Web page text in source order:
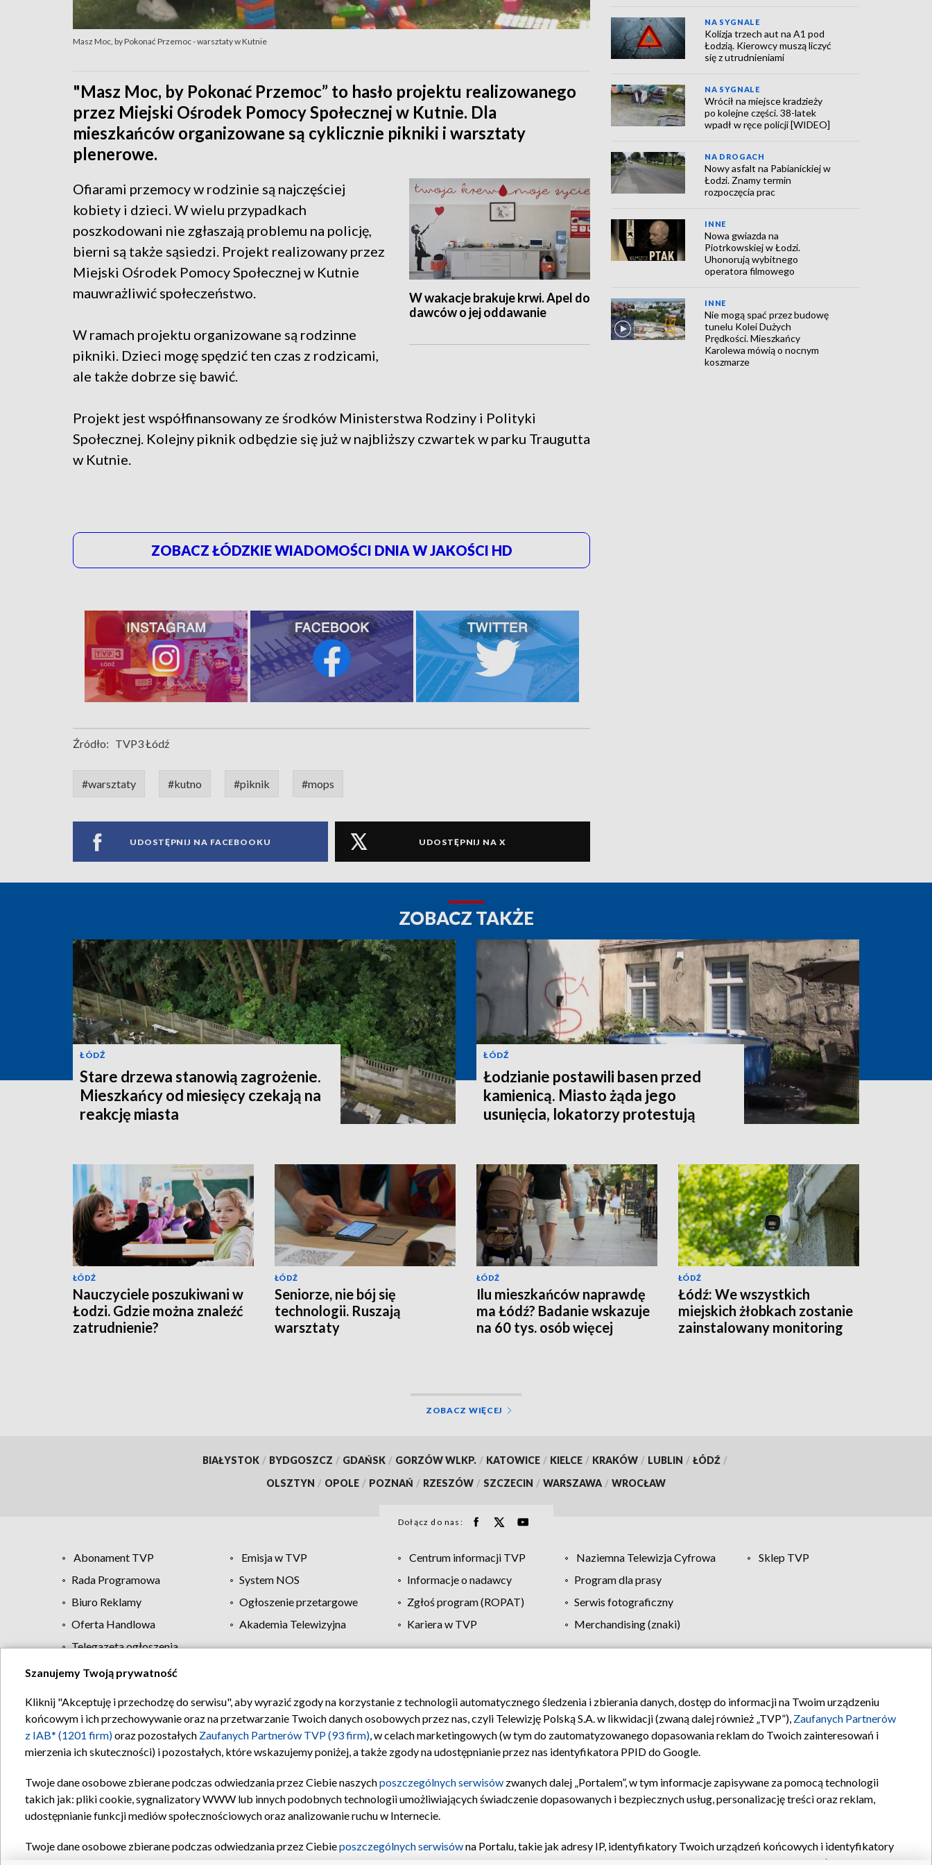
Masz Moc, by Pokonać Przemoc - warsztaty w Kutnie
"Masz Moc, by Pokonać Przemoc” to hasło projektu realizowanego
przez Miejski Ośrodek Pomocy Społecznej w Kutnie. Dla
mieszkańców organizowane są cyklicznie pikniki i warsztaty
plenerowe.
W wakacje brakuje krwi. Apel do
dawców o jej oddawanie
Ofiarami przemocy w rodzinie są najczęściej
kobiety i dzieci. W wielu przypadkach
poszkodowani nie zgłaszają problemu na policję,
bierni są także sąsiedzi. Projekt realizowany przez
Miejski Ośrodek Pomocy Społecznej w Kutnie
mauwrażliwić społeczeństwo.
W ramach projektu organizowane są rodzinne
pikniki. Dzieci mogę spędzić ten czas z rodzicami,
ale także dobrze się bawić.
Projekt jest współfinansowany ze środków Ministerstwa Rodziny i Polityki
Społecznej. Kolejny piknik odbędzie się już w najbliższy czwartek w parku Traugutta
w Kutnie.
ZOBACZ ŁÓDZKIE WIADOMOŚCI DNIA W JAKOŚCI HD
Źródło: TVP3 Łódź
#warsztaty #kutno #piknik #mops
UDOSTĘPNIJ NA FACEBOOKU UDOSTĘPNIJ NA X
NA SYGNALE
Kolizja trzech aut na A1 pod
Łodzią. Kierowcy muszą liczyć
się z utrudnieniami
NA SYGNALE
Wrócił na miejsce kradzieży
po kolejne części. 38-latek
wpadł w ręce policji [WIDEO]
NA DROGACH
Nowy asfalt na Pabianickiej w
Łodzi. Znamy termin
rozpoczęcia prac
INNE
Nowa gwiazda na
Piotrkowskiej w Łodzi.
Uhonorują wybitnego
operatora filmowego
INNE
Nie mogą spać przez budowę
tunelu Kolei Dużych
Prędkości. Mieszkańcy
Karolewa mówią o nocnym
koszmarze
ZOBACZ TAKŻE
ŁÓDŹ
Stare drzewa stanowią zagrożenie.
Mieszkańcy od miesięcy czekają na
reakcję miasta
ŁÓDŹ
Łodzianie postawili basen przed
kamienicą. Miasto żąda jego
usunięcia, lokatorzy protestują
ŁÓDŹ
Nauczyciele poszukiwani w
Łodzi. Gdzie można znaleźć
zatrudnienie?
ŁÓDŹ
Seniorze, nie bój się
technologii. Ruszają
warsztaty
ŁÓDŹ
Ilu mieszkańców naprawdę
ma Łódź? Badanie wskazuje
na 60 tys. osób więcej
ŁÓDŹ
Łódź: We wszystkich
miejskich żłobkach zostanie
zainstalowany monitoring
ZOBACZ WIĘCEJ
BIAŁYSTOK / BYDGOSZCZ / GDAŃSK / GORZÓW WLKP. / KATOWICE / KIELCE / KRAKÓW / LUBLIN / ŁÓDŹ /
OLSZTYN / OPOLE / POZNAŃ / RZESZÓW / SZCZECIN / WARSZAWA / WROCŁAW
Dołącz do nas:
Abonament TVP Emisja w TVP Centrum informacji TVP Naziemna Telewizja Cyfrowa
Sklep TVP
Rada Programowa
System NOS Informacje o nadawcy
Program dla prasy
Biuro Reklamy
Ogłoszenie przetargowe Zgłoś program (ROPAT)
Serwis fotograficzny
Oferta Handlowa
Akademia Telewizyjna Kariera w TVP
Merchandising (znaki)
Telegazeta ogłoszenia
Regulamin TVP Polityka prywatności Moje zgody Pomoc Biuro reklamy Kontakt
Szanujemy Twoją prywatność
Kliknij "Akceptuję i przechodzę do serwisu", aby wyrazić zgody na korzystanie z technologii automatycznego śledzenia i zbierania danych, dostęp do informacji na Twoim urządzeniu
końcowym i ich przechowywanie oraz na przetwarzanie Twoich danych osobowych przez nas, czyli Telewizję Polską S.A. w likwidacji (zwaną dalej również „TVP”), Zaufanych Partnerów
z IAB* (1201 firm)oraz pozostałych Zaufanych Partnerów TVP (93 firm), w celach marketingowych (w tym do zautomatyzowanego dopasowania reklam do Twoich zainteresowań i
mierzenia ich skuteczności) i pozostałych, które wskazujemy poniżej, a także zgody na udostępnianie przez nas identyfikatora PPID do Google.
Twoje dane osobowe zbierane podczas odwiedzania przez Ciebie naszychposzczególnych serwisów zwanych dalej „Portalem”, w tym informacje zapisywane za pomocą technologii
takich jak: pliki cookie, sygnalizatory WWW lub innych podobnych technologii umożliwiających świadczenie dopasowanych i bezpiecznych usług, personalizację treści oraz reklam,
udostępnianie funkcji mediów społecznościowych oraz analizowanie ruchu w Internecie.
Twoje dane osobowe zbierane podczas odwiedzania przez Ciebieposzczególnych serwisówna Portalu, takie jak adresy IP, identyfikatory Twoich urządzeń końcowych i identyfikatory